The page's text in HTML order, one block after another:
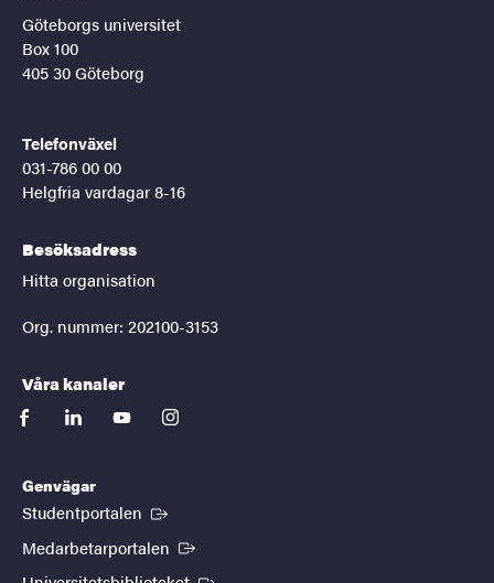
Göteborgs universitet
Box 100
405 30 Göteborg
Telefonväxel
031-786 00 00
Helgfria vardagar 8-16
Besöksadress
Hitta organisation
Org. nummer: 202100-3153
Våra kanaler
facebooklinkedinyoutubeinstagram
Genvägar
Studentportalen (Extern länk)
Medarbetarportalen (Extern länk)